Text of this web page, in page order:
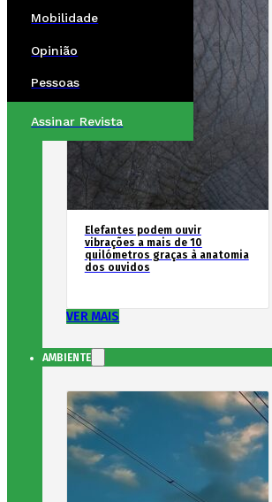
Mobilidade
Opinião
Pessoas
Assinar Revista
Elefantes podem ouvir
vibrações a mais de 10
quilómetros graças à anatomia
dos ouvidos
VER MAIS
AMBIENTE